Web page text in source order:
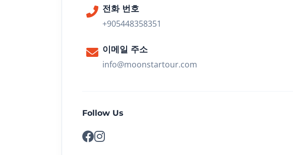
전화 번호
+905448358351
이메일 주소
info@moonstartour.com
Follow Us